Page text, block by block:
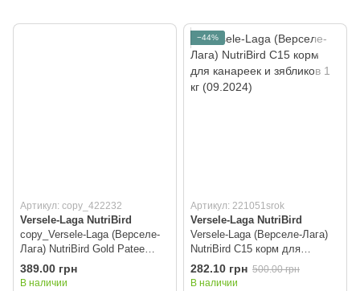
Артикул: copy_422232
Versele-Laga NutriBird
copy_Versele-Laga (Верселе-
Лага) NutriBird Gold Patee
Forest Fusion - яичный корм с
медом и лесными ягодами
389.00 грн
В наличии
−44%
Артикул: 221051srok
Versele-Laga NutriBird
Versele-Laga (Верселе-Лага)
NutriBird С15 корм для
канареек и зябликов 1 кг
(09.2024)
282.10 грн 500.00 грн
В наличии